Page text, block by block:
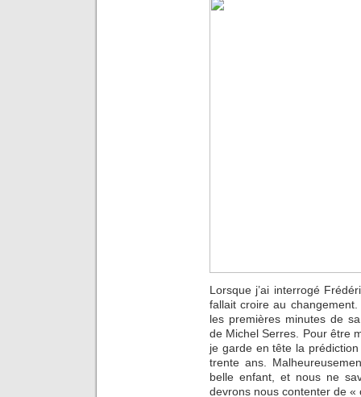
Lorsque j’ai interrogé
fallait croire au
les premières minutes de
de Michel Serres. Pour être
je garde en tête la
trente ans.
belle enfant, et nous ne
devrons nous contenter de